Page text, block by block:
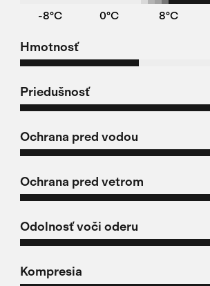
-8°C 0°C 8°C
Hmotnosť
Priedušnosť
Ochrana pred vodou
Ochrana pred vetrom
Odolnosť voči oderu
Kompresia